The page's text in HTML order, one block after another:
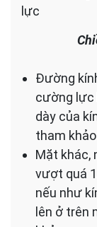
Đường
cường lực
dày của
tham
Mặt khác,
vượt quá
nếu như
lên ở trên